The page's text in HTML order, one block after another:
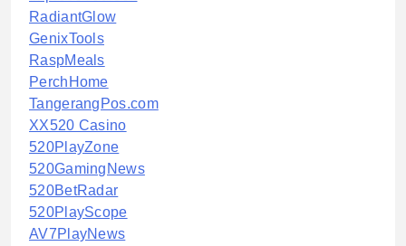
RadiantGlow
GenixTools
RaspMeals
PerchHome
TangerangPos.com
XX520 Casino
520PlayZone
520GamingNews
520BetRadar
520PlayScope
AV7PlayNews